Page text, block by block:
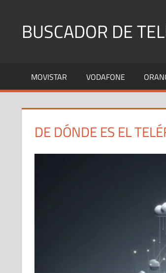
contenidoBUSCADOR DE
Fijos
y
MOVISTAR VODAFONE
DE DÓNDE ES EL